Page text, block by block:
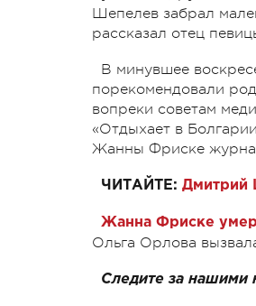
Шепелев забрал
рассказал отец
В минувшее
порекомендовали
вопреки советам
«Отдыхает в
Жанны Фриске
ЧИТАЙТЕ: Дмитрий
Жанна Фриске
Ольга Орлова
Следите за нашими